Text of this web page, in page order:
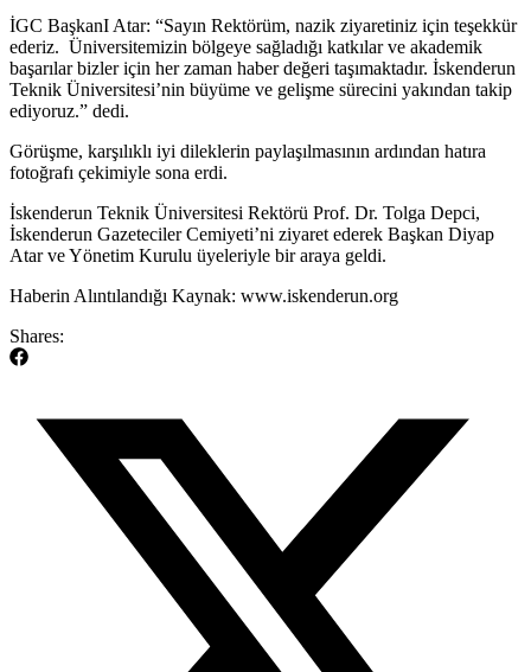
İGC BaşkanI Atar: “Sayın Rektörüm, nazik ziyaretiniz için teşekkür
ederiz. Üniversitemizin bölgeye sağladığı katkılar ve akademik
başarılar bizler için her zaman haber değeri taşımaktadır. İskenderun
Teknik Üniversitesi’nin büyüme ve gelişme sürecini yakından takip
ediyoruz.” dedi.
Görüşme, karşılıklı iyi dileklerin paylaşılmasının ardından hatıra
fotoğrafı çekimiyle sona erdi.
​İskenderun Teknik Üniversitesi Rektörü Prof. Dr. Tolga Depci,
İskenderun Gazeteciler Cemiyeti’ni ziyaret ederek Başkan Diyap
Atar ve Yönetim Kurulu üyeleriyle bir araya geldi.
​Haberin Alıntılandığı Kaynak: www.iskenderun.org
Shares: